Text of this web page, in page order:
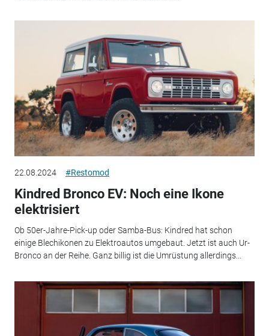
22.08.2024 #Restomod
Kindred Bronco EV: Noch eine Ikone
elektrisiert
Ob 50er-Jahre-Pick-up oder Samba-Bus: Kindred hat schon
einige Blechikonen zu Elektroautos umgebaut. Jetzt ist auch Ur-
Bronco an der Reihe. Ganz billig ist die Umrüstung allerdings...